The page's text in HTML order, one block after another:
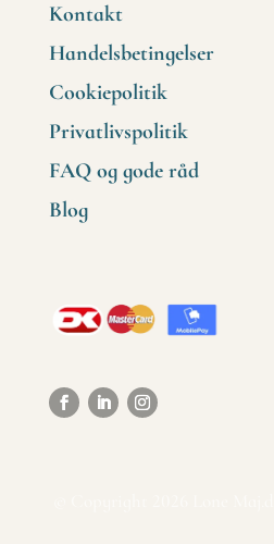
Kontakt
Handelsbetingelser
Cookiepolitik
Privatlivspolitik
FAQ og gode råd
Blog